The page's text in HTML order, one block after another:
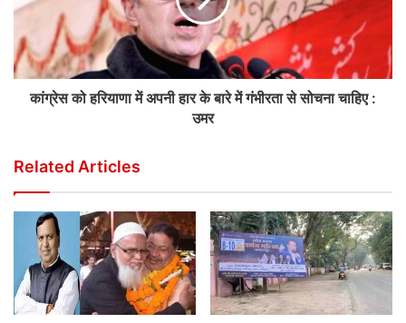
कांग्रेस को हरियाणा में अपनी हार के बारे में गंभीरता से सोचना चाहिए :
उमर
Related Articles